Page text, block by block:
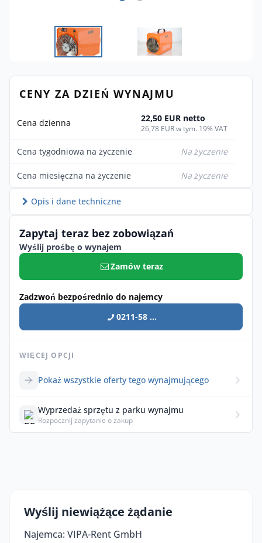
CENY ZA DZIEŃ WYNAJMU
Cena dzienna 22,50 EUR netto
26,78 EUR w tym. 19% VAT
Cena tygodniowa na życzenie Na życzenie
Cena miesięczna na życzenie Na życzenie
Opis i dane techniczne
Zapytaj teraz bez zobowiązań
Wyślij prośbę o wynajem
Zamów teraz
Zadzwoń bezpośrednio do najemcy
0211-58 ...
WIĘCEJ OPCJI
Pokaż wszystkie oferty tego wynajmującego
Wyprzedaż sprzętu z parku wynajmu
Rozpocznij zapytanie o zakup
Wyślij niewiążące żądanie
Najemca: VIPA-Rent GmbH